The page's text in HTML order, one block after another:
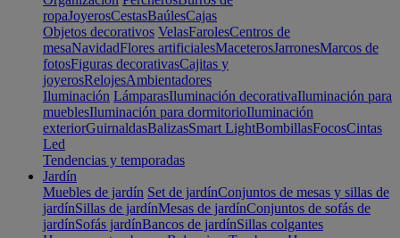
ropaJoyerosCestasBaúlesCajas
Objetos decorativos VelasFarolesCentros de
mesaNavidadFlores artificialesMaceterosJarronesMarcos de
fotosFiguras decorativasCajitas y
joyerosRelojesAmbientadores
Iluminación LámparasIluminación decorativaIluminación para
mueblesIluminación para dormitorioIluminación
exteriorGuirnaldasBalizasSmart LightBombillasFocosCintas
Led
Tendencias y temporadas
Jardín
Muebles de jardín Set de jardínConjuntos de mesas y sillas de
jardínSillas de jardínMesas de jardínConjuntos de sofás de
jardínSofás jardínBancos de jardínSillas colgantes